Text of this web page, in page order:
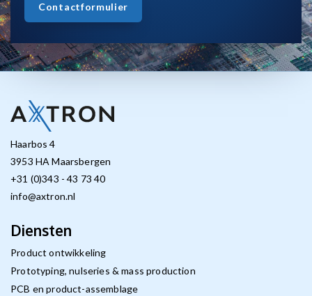
Contactformulier
Haarbos 4
3953 HA Maarsbergen
+31 (0)343 - 43 73 40
info@axtron.nl
Diensten
Product ontwikkeling
Prototyping, nulseries & mass production
PCB en product-assemblage